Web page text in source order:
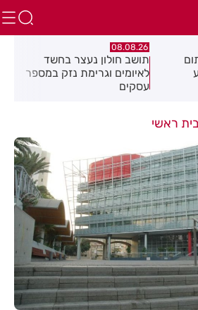
נעצר בחשד
נזק במספר
פרשת ראה - להגיע
20 ולחזור!
ראשי